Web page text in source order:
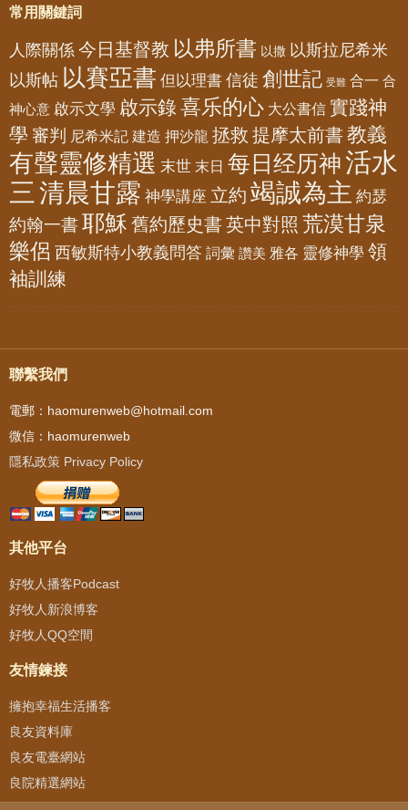
常用關鍵詞
人際關係 今日基督教 以弗所書 以撒 以斯拉尼希米
以斯帖 以賽亞書 但以理書 信徒 創世記 受難 合一 合
神心意 啟示文學 啟示錄喜乐的心 大公書信 實踐神
學 審判 尼希米記 建造 押沙龍 拯救 提摩太前書 教義
有聲靈修精選 末世 末日 每日经历神活水
三 清晨甘露 神學講座 立約 竭誠為主 約瑟
約翰一書耶穌 舊約歷史書 英中對照 荒漠甘泉
樂侶 西敏斯特小教義問答 詞彙 讚美 雅各 靈修神學 領
袖訓練
聯繫我們
電郵：haomurenweb@hotmail.com
微信：haomurenweb
隱私政策 Privacy Policy
其他平台
好牧人播客Podcast
好牧人新浪博客
好牧人QQ空間
友情鍊接
擁抱幸福生活播客
良友資料庫
良友電臺網站
良院精選網站